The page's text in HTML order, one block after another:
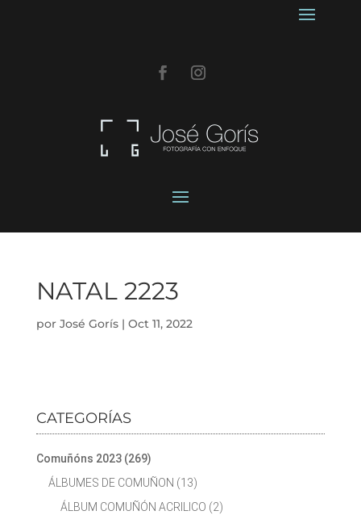
NATAL 2223
por José Gorís| Oct 11, 2022
CATEGORÍAS
Comuñóns 2023 (269)
ÁLBUMES DE COMUÑON (13)
ÁLBUM COMUÑÓN ACRILICO (2)